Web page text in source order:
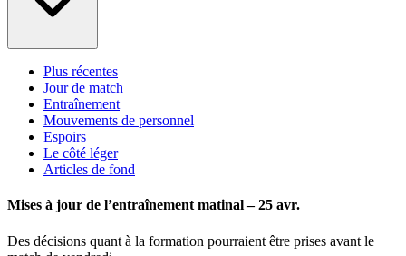
Plus récentes
Jour de match
Entraînement
Mouvements de personnel
Espoirs
Le côté léger
Articles de fond
Mises à jour de l’entraînement matinal – 25 avr.
Des décisions quant à la formation pourraient être prises avant le